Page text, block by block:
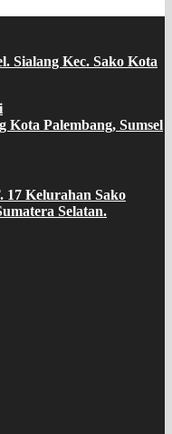
Sialang Kec. Sako Kota
Kota Palembang, Sumsel
17 Kelurahan Sako
Selatan.